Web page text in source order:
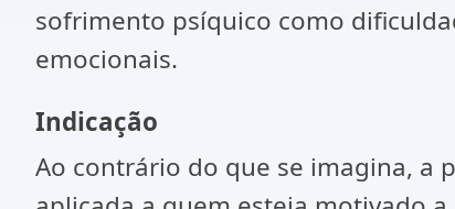
sofrimento psíquico como
emocionais.
Indicação
Ao contrário do que se imagina, a